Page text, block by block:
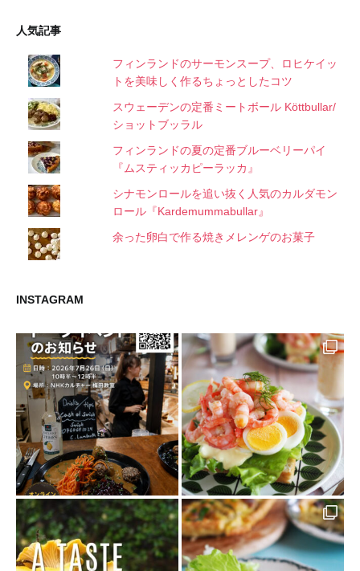
人気記事
フィンランドのサーモンスープ、ロヒケイッ
トを美味しく作るちょっとしたコツ
スウェーデンの定番ミートボール Köttbullar/
ショットブッラル
フィンランドの夏の定番ブルーベリーパイ
『ムスティッカピーラッカ』
シナモンロールを追い抜く人気のカルダモン
ロール『Kardemummabullar』
余った卵白で作る焼きメレンゲのお菓子
INSTAGRAM